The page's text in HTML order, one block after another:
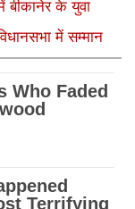
बीकानेर के युवा
में सम्मान